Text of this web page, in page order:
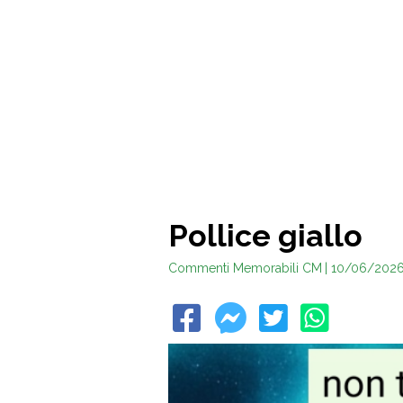
Pollice giallo
Commenti Memorabili CM | 10/06/